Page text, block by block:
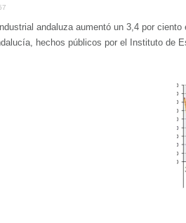
andaluza aumentó un 3,4 por
hechos públicos por el Instituto